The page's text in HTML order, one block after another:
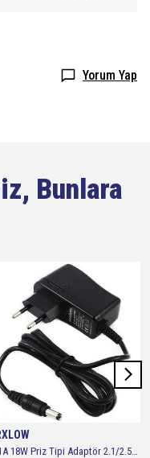
Yorum Yap
Bunlara
18V 1A 18W Priz Tipi Adaptör 2.1/2.5mm- 18 Volt 1 Amper Adaptör